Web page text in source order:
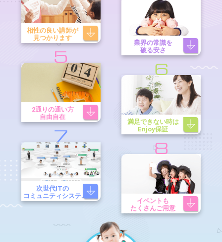
相性の良い講師が
見つかります
業界の常識を
破る安さ
5
2通りの通い方
自由自在
6
満足できない時は
Enjoy保証
7
次世代ITの
コミュニティシステム
8
イベントも
たくさんご用意